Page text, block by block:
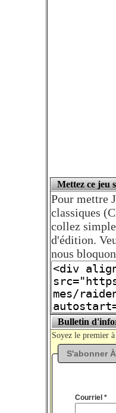
Mettez ce jeu
Pour mettre
classiques
collez
d'édition.
nous
Bulletin
Soyez le premier
S'abonner
Courriel *